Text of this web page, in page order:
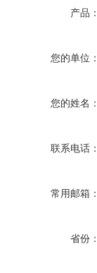
产品：
您的单位：
您的姓名：
联系电话：
常用邮箱：
省份：